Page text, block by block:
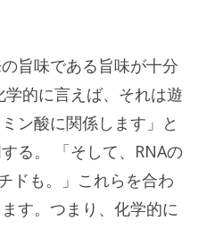
旨味である旨味が十分
的に言えば、それは遊
ン酸に関係します」と
る。 「そして、RNAの
ドも。」これらを合わ
す。つまり、化学的に